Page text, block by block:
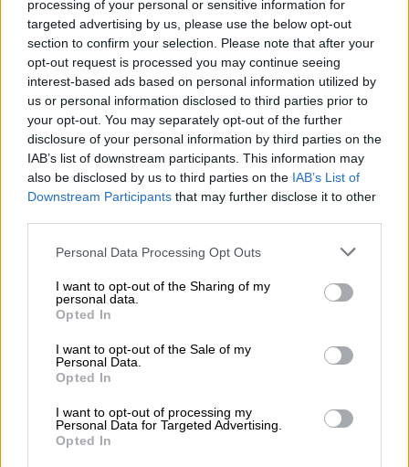
processing of your personal or sensitive information for
targeted advertising by us, please use the below opt-out
section to confirm your selection. Please note that after your
opt-out request is processed you may continue seeing
interest-based ads based on personal information utilized by
us or personal information disclosed to third parties prior to
your opt-out. You may separately opt-out of the further
disclosure of your personal information by third parties on the
IAB’s list of downstream participants. This information may
also be disclosed by us to third parties on the IAB’s List of
Downstream Participants that may further disclose it to other
Please note that this website/app uses one or more Google
not limited to your visit or usage behaviour. You may click to
grant or deny consent to Google and its third-party tags to
use your data for below specified purposes in below Google
consent section.
Personal Data Processing Opt Outs
I want to opt-out of the Sharing of my
personal data.
Opted In
I want to opt-out of the Sale of my
Personal Data.
Opted In
I want to opt-out of processing my
Personal Data for Targeted Advertising.
Opted In
φίλαθλοι βρέθηκαν στο πλευρό της
Γαλανόλευκης κόντρα στην Τουρκία,
καταρρίπτοντας κάθε προηγούμενο ρεκόρ
για αγώνα της Εθνικής Γυναικών.
Η Εθνική Γυναικών έχει στο πλευρό
της 10.503 "φωνές"!
Σας
ευχαριστούμε!!!@EuroBasketWomen
#EuroBasketWomen #DareToDream
pic.twitter.com/YnxWUXpUb4
— HellenicBF (@HellenicBF)
June 21,
2025
Το αντιπροσωπευτικό συγκρότημα δεν
κατάφερε να αντέξει στην πίεση και την
εμπειρία της Τουρκίας στα κρίσιμα σημεία,
με την προσπάθεια να μένει στη μέση.